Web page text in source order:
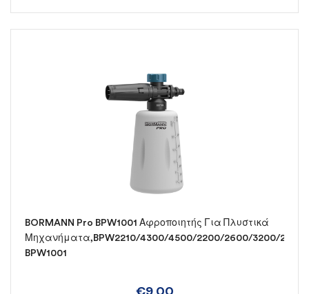
BORMANN Pro BPW1001 Αφροποιητής Για Πλυστικά
Μηχανήματα,BPW2210/4300/4500/2200/2600/3200/2610/
BPW1001